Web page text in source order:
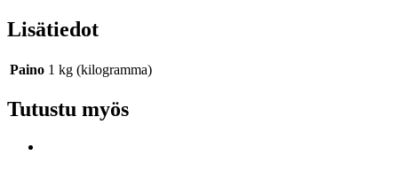
Lisätiedot
Paino 1 kg (kilogramma)
Tutustu myös